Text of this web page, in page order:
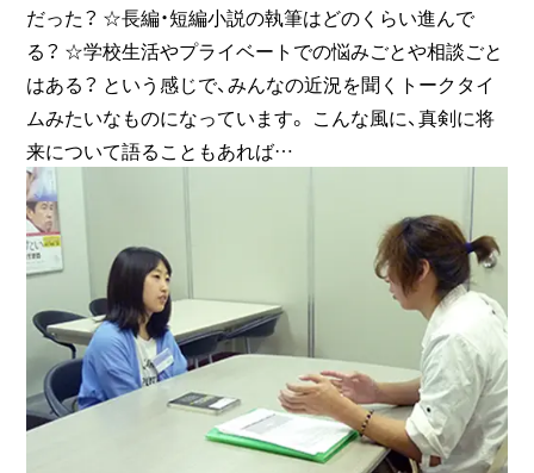
だった？ ☆長編・短編小説の執筆はどのくらい進んで
る？ ☆学校生活やプライベートでの悩みごとや相談ごと
はある？ という感じで、みんなの近況を聞くトークタイ
ムみたいなものになっています。 こんな風に、真剣に将
来について語ることもあれば…